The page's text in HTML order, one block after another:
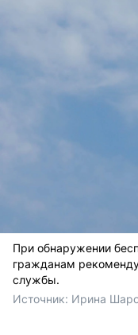
При обнаружении
гражданам
службы.
Источник: Ирина